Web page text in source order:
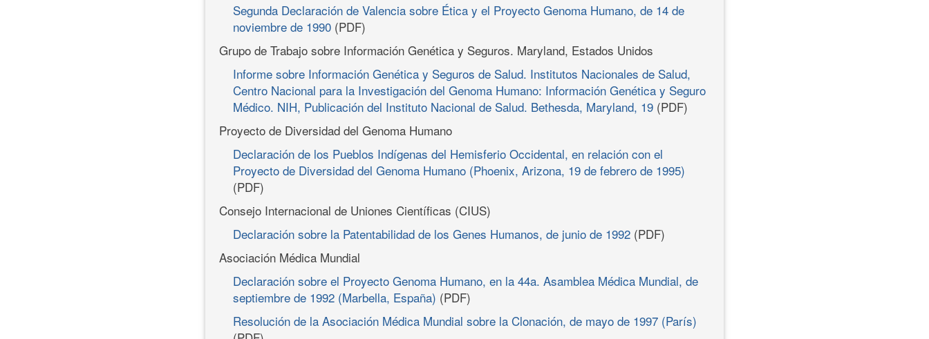
Segunda Declaración de Valencia sobre Ética y el Proyecto Genoma Humano, de 14 de
noviembre de 1990 (PDF)
Grupo de Trabajo sobre Información Genética y Seguros. Maryland, Estados Unidos
Informe sobre Información Genética y Seguros de Salud. Institutos Nacionales de Salud,
Centro Nacional para la Investigación del Genoma Humano: Información Genética y Seguro
Médico. NIH, Publicación del Instituto Nacional de Salud. Bethesda, Maryland, 19 (PDF)
Proyecto de Diversidad del Genoma Humano
Declaración de los Pueblos Indígenas del Hemisferio Occidental, en relación con el
Proyecto de Diversidad del Genoma Humano (Phoenix, Arizona, 19 de febrero de 1995)
(PDF)
Consejo Internacional de Uniones Científicas (CIUS)
Declaración sobre la Patentabilidad de los Genes Humanos, de junio de 1992 (PDF)
Asociación Médica Mundial
Declaración sobre el Proyecto Genoma Humano, en la 44a. Asamblea Médica Mundial, de
septiembre de 1992 (Marbella, España) (PDF)
Resolución de la Asociación Médica Mundial sobre la Clonación, de mayo de 1997 (París)